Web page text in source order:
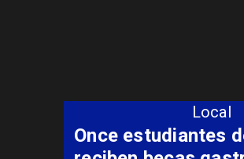
Local
Once estudiantes